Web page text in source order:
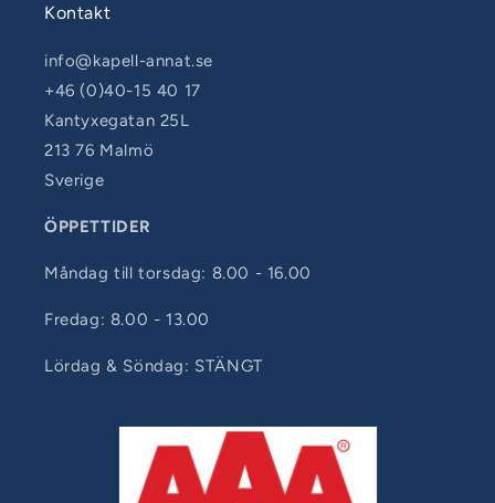
Kontakt
info@kapell-annat.se
+46 (0)40-15 40 17
Kantyxegatan 25L
213 76 Malmö
Sverige
ÖPPETTIDER
Måndag till torsdag: 8.00 - 16.00
Fredag: 8.00 - 13.00
Lördag & Söndag: STÄNGT